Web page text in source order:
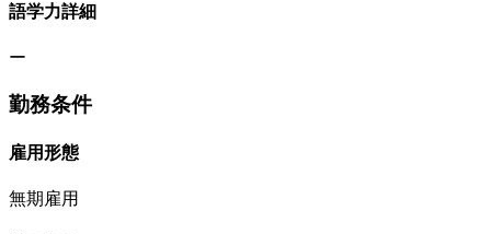
語学力詳細
ー
勤務条件
雇用形態
無期雇用